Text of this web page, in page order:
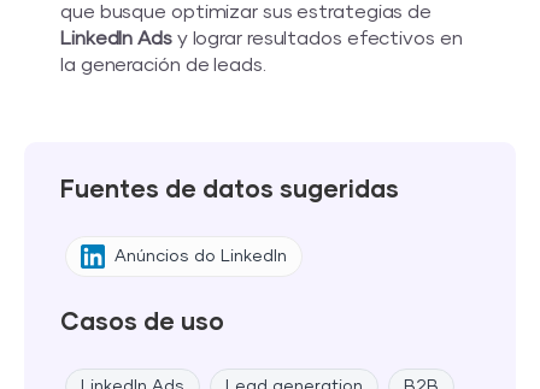
que busque optimizar sus estrategias de
LinkedIn Adsy lograr resultados efectivos en
la generación de leads.
Fuentes de datos sugeridas
Anúncios do LinkedIn
Casos de uso